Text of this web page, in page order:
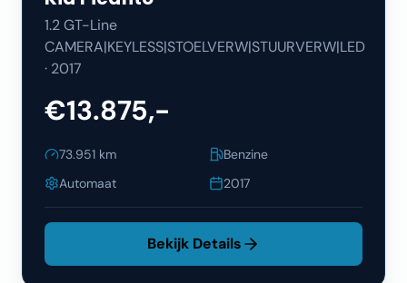
1.2 GT-Line
CAMERA|KEYLESS|STOELVERW|STUURVERW|LED
· 2017
€13.875,-
73.951 km
Benzine
Automaat
2017
Bekijk Details